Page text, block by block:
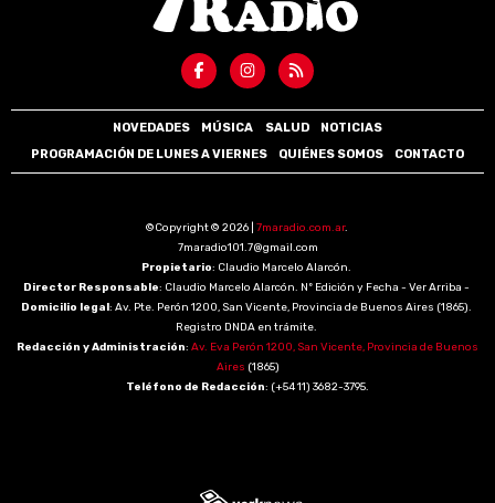
NOVEDADES MÚSICA SALUD
NOTICIAS
PROGRAMACIÓN DE LUNES A VIERNES
QUIÉNES SOMOS CONTACTO
©Copyright © 2026 | 7maradio.com.ar.
7maradio101.7@gmail.com
Propietario: Claudio Marcelo Alarcón.
Director Responsable: Claudio Marcelo Alarcón. Nº Edición y Fecha - Ver Arriba -
Domicilio legal: Av. Pte. Perón 1200, San Vicente, Provincia de Buenos Aires (1865).
Registro DNDA en trámite.
Redacción y Administración: Av. Eva Perón 1200, San Vicente, Provincia de Buenos
Aires (1865)
Teléfono de Redacción: (+54 11) 3682-3795.